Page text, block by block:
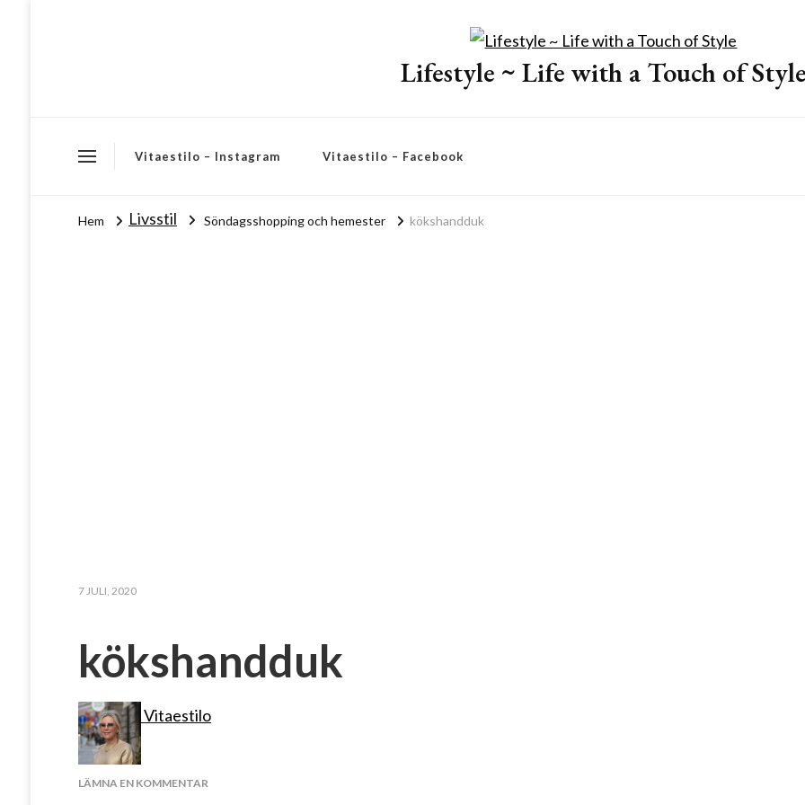
Lifestyle ~ Life with a Touch of
Vitaestilo – Instagram Vitaestilo – Facebook
Hem Livsstil Söndagsshopping och hemester kökshandduk
7 JULI, 2020
kökshandduk
Vitaestilo
LÄMNA EN KOMMENTARPÅ